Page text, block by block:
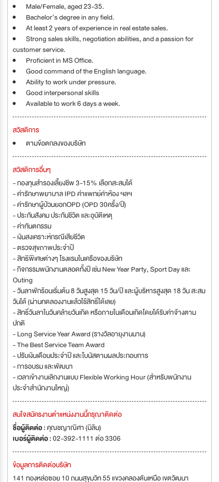
Male/Female, aged 23-35.
Bachelor’s degree in any field.
At least 2 years of experience in real estate sales.
Strong sales skills, negotiation abilities, and a passion for
customer service.
Proficient in MS Office.
Good command of the English language.
Ability to work under pressure.
Good interpersonal skills
Available to work 6 days a week.
สวัสดิการ
ตามข้อตกลงของบริษัท
สวัสดิการอื่นๆ
- กองทุนสำรองเลี้ยงชีพ 3-15% เลือกสะสมได้
- ค่ารักษาพยาบาล IPD ค่าแพทย์ค่าห้อง ฯลฯ
- ค่ารักษาผู้ป่วนยอกOPD (OPD 30ครั้ง/ปี)
- ประกันสังคม ประกันชีวิต และอุบัติเหตุ
- ค่าทันตกรรม
- เงินสงเคราะห์กรณีเสียชีวิต
- ตรวจสุขภาพประจำปี
- สิทธิพิเศษต่างๆ โรงแรมในเครือของบริษัท
- กิจกรรมพนักงานตลอดทั้งปี เช่น New Year Party, Sport Day และ
Outing
- วันลาพักร้อนเริ่มต้น 8 วันสูงสุด 15 วัน/ปี และผู้บริหารสูงสุด 18 วัน สะสม
วันได้ (ผ่านทดลองงานแล้วใช้สิทธิ์ได้เลย)
- สิทธิ์วันลาในวันคล้ายวันเกิด หรือภายในเดือนเกิดโดยได้รับค่าจ้างตาม
ปกติ
- Long Service Year Award (รางวัลอายุงานนาน)
- The Best Service Team Award
- ปรับเงินเดือนประจำปี และโบนัสตามผลประกอบการ
- การอบรม และพัฒนา
- เวลาเข้างานเลิกงานแบบ Flexible Working Hour (สำหรับพนักงาน
ประจำสำนักงานใหญ่)
สนใจสมัครงานตำแหน่งงานนี้กรุณาติดต่อ
ชื่อผู้ติดต่อ :คุณชญาณิศา (มิลิน)
เบอร์ผู้ติดต่อ :02-392-1111 ต่อ 3306
ข้อมูลการติดต่อบริษัท
141 ทองหล่อซอย 10 ถนนสุขุมวิท 55 แขวงคลองตันเหนือ เขตวัฒนา